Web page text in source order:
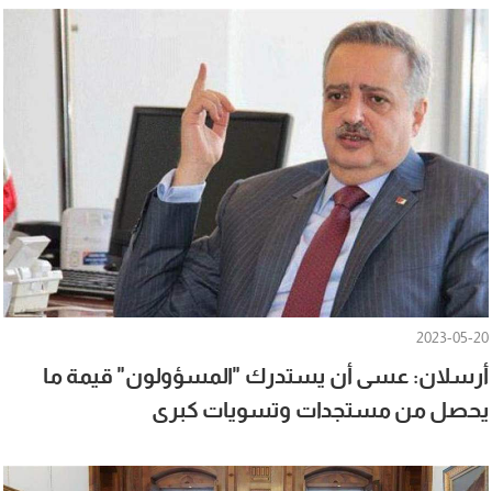
2023-05-20
أرسلان: عسى أن يستدرك "المسؤولون" قيمة ما
يحصل من مستجدات وتسويات كبرى